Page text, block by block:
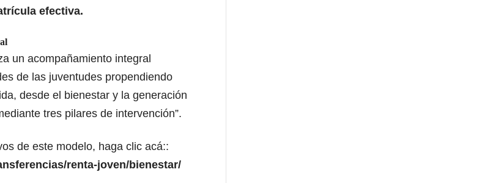
efectiva.
un acompañamiento integral
de las juventudes propendiendo
desde el bienestar y la generación
tres pilares de intervención”.
de este modelo, haga clic acá::
renta-joven/bienestar/